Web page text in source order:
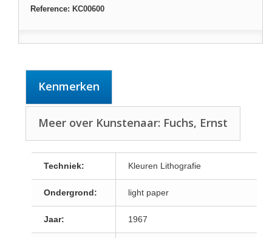
Reference: KC00600
Kenmerken
Meer over Kunstenaar: Fuchs, Ernst
Techniek: Kleuren Lithografie
Ondergrond: light paper
Jaar: 1967